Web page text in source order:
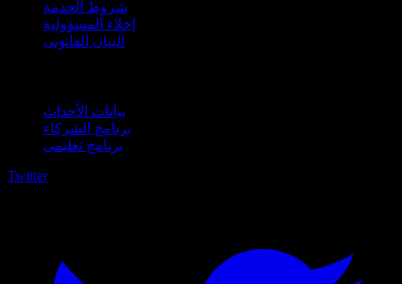
شروط الخدمة
إخلاء المسؤولية
البيان القانوني
بيانات الأحداث
برنامج الشركاء
برنامج تعليمي
Twitter